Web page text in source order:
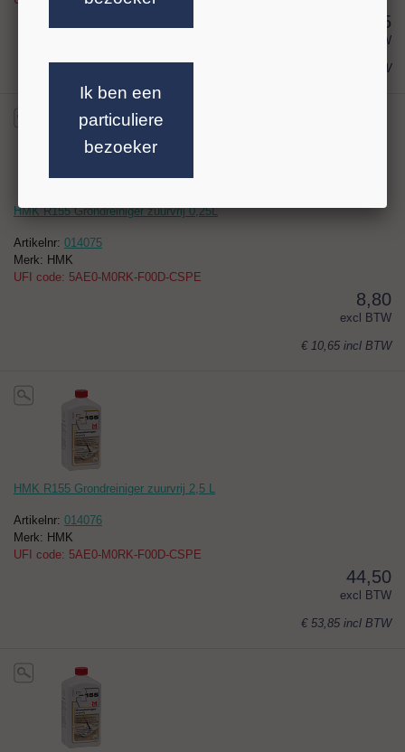
24,75
excl BTW
incl BTW
HMK R155 Grondreiniger zuurvrij 0,25L
Artikelnr: 014075
Merk: HMK
UFI code: 5AE0-M0RK-F00D-CSPE
8,80
excl BTW
€ 10,65 incl BTW
HMK R155 Grondreiniger zuurvrij 2,5 L
Artikelnr: 014076
Merk: HMK
UFI code: 5AE0-M0RK-F00D-CSPE
44,50
excl BTW
€ 53,85 incl BTW
Ik ben een
particuliere
bezoeker